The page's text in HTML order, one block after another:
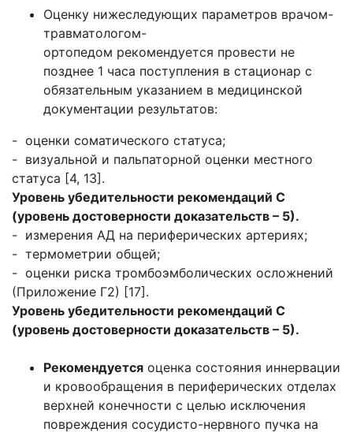
Оценку нижеследующих параметров врачом-
травматологом-
ортопедом рекомендуется провести не
позднее 1 часа поступления в стационар с
обязательным указанием в медицинской
документации результатов:
- оценки соматического статуса;
- визуальной и пальпаторной оценки местного
статуса [4, 13].
Уровень убедительности рекомендаций С
(уровень достоверности доказательств – 5).
- измерения АД на периферических артериях;
- термометрии общей;
- оценки риска тромбоэмболических осложнений
(Приложение Г2) [17].
Уровень убедительности рекомендаций С
(уровень достоверности доказательств – 5).
Рекомендуется оценка состояния иннервации
и кровообращения в периферических отделах
верхней конечности с целью исключения
повреждения сосудисто-нервного пучка на